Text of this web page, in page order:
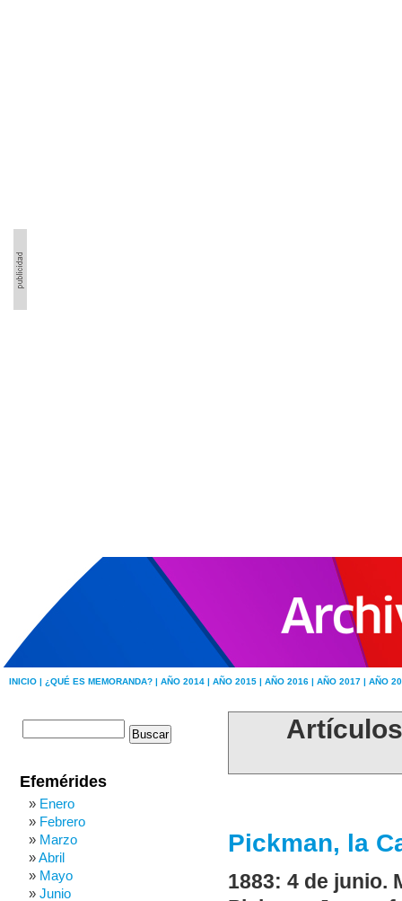
INICIO | ¿QUÉ ES MEMORANDA? | AÑO 2014 | AÑO 2015 | AÑO 2016 | AÑO 2017 | AÑO
Pickman, la
1883: 4 de junio.
Efemérides
Enero
Febrero
Marzo
Abril
Mayo
Junio